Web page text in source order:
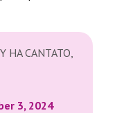
HA CANTATO,
3, 2024